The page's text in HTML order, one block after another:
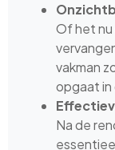
Of het nu
vakman
opgaat
Na de